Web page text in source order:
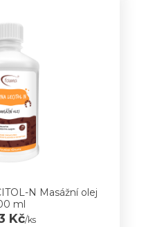
N Masážní olej
ml
Kč/ks